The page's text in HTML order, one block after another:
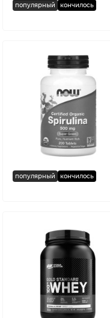
популярный кончилось
популярный кончилось